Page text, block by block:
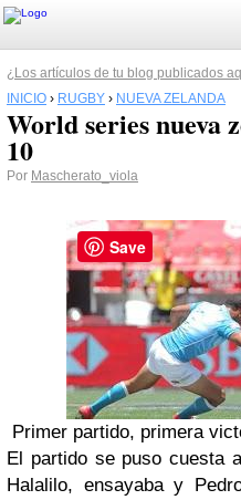
¿Los artículos de tu blog publicados
INICIO › RUGBY › NUEVA ZELANDA
World series nueva
10
Por Mascherato_viola
Primer partido, primera
El partido se puso cuesta
Halalilo, ensayaba y
Save